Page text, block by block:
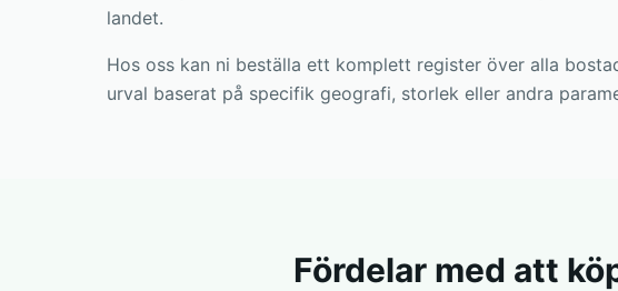
landet.
Hos oss kan ni beställa ett komplett register över alla
urval baserat på specifik geografi, storlek eller andra
Fördelar med att